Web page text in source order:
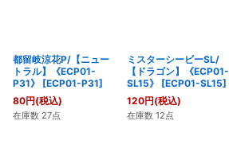
都留岐涼花P/【ニュー
トラル】《ECP01-
P31》
[ECP01-P31]
80円(税込)
在庫数 27点
ミスターシービーSL/
【ドラゴン】《ECP01-
SL15》
[ECP01-SL15]
120円(税込)
在庫数 12点